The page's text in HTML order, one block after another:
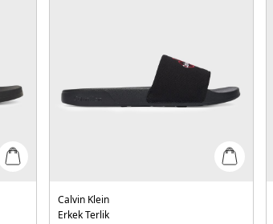
Calvin Klein
Erkek Terlik